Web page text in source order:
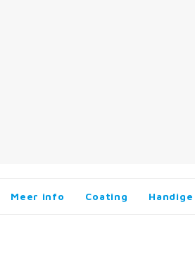
Meer info Coating